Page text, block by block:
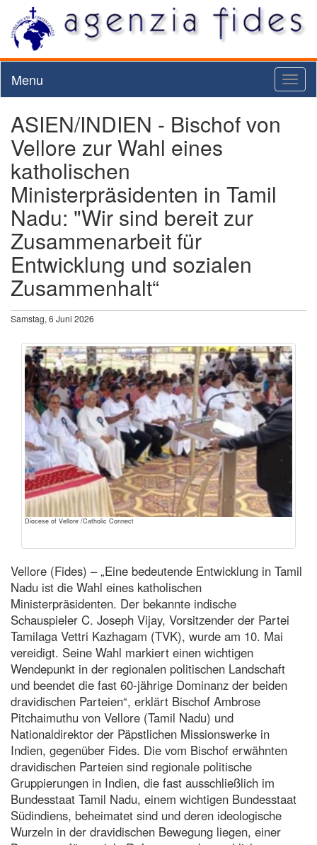
Menu
ASIEN/INDIEN - Bischof von
Vellore zur Wahl eines
katholischen
Ministerpräsidenten in Tamil
Nadu: "Wir sind bereit zur
Zusammenarbeit für
Entwicklung und sozialen
Zusammenhalt“
Samstag, 6 Juni 2026
Diocese of Vellore /Catholic Connect
Vellore (Fides) – „Eine bedeutende Entwicklung in Tamil
Nadu ist die Wahl eines katholischen
Ministerpräsidenten. Der bekannte indische
Schauspieler C. Joseph Vijay, Vorsitzender der Partei
Tamilaga Vettri Kazhagam (TVK), wurde am 10. Mai
vereidigt. Seine Wahl markiert einen wichtigen
Wendepunkt in der regionalen politischen Landschaft
und beendet die fast 60-jährige Dominanz der beiden
dravidischen Parteien“, erklärt Bischof Ambrose
Pitchaimuthu von Vellore (Tamil Nadu) und
Nationaldirektor der Päpstlichen Missionswerke in
Indien, gegenüber Fides. Die vom Bischof erwähnten
dravidischen Parteien sind regionale politische
Gruppierungen in Indien, die fast ausschließlich im
Bundesstaat Tamil Nadu, einem wichtigen Bundesstaat
Südindiens, beheimatet sind und deren ideologische
Wurzeln in der dravidischen Bewegung liegen, einer